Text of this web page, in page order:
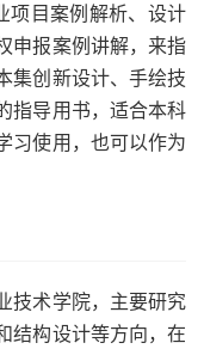
项目案例解析、设计
申报案例讲解，来指
集创新设计、手绘技
指导用书，适合本科
习使用，也可以作为
技术学院，主要研究
结构设计等方向，在